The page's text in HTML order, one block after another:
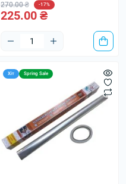
270.00 ₴ -17%
225.00 ₴
Хіт Spring Sale